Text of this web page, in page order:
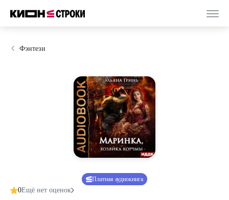
Фэнтези
Платная аудиокнига
0Ещё нет оценок